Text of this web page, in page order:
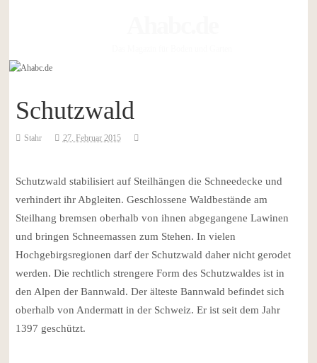
Schutzwald
Stahr 27. Februar 2015
Schutzwald stabilisiert auf Steilhängen die Schneedecke und
verhindert ihr Abgleiten. Geschlossene Waldbestände am
Steilhang bremsen oberhalb von ihnen abgegangene Lawinen
und bringen Schneemassen zum Stehen. In vielen
Hochgebirgsregionen darf der Schutzwald daher nicht gerodet
werden. Die rechtlich strengere Form des Schutzwaldes ist in
den Alpen der Bannwald. Der älteste Bannwald befindet sich
oberhalb von Andermatt in der Schweiz. Er ist seit dem Jahr
1397 geschützt.